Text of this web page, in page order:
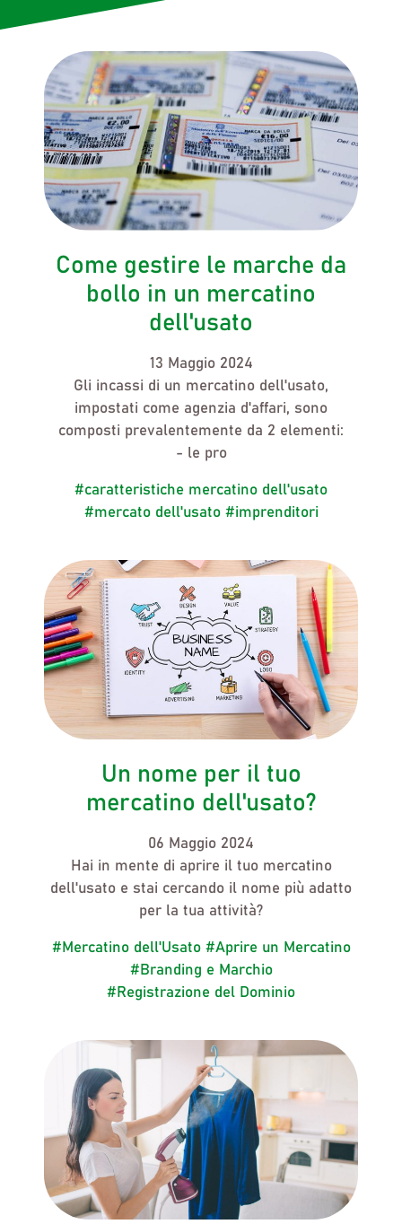
Come gestire le marche da
bollo in un mercatino
dell'usato
13 Maggio 2024
Gli incassi di un mercatino dell'usato,
impostati come agenzia d'affari, sono
composti prevalentemente da 2 elementi:
- le pro
#caratteristiche mercatino dell'usato
#mercato dell'usato #imprenditori
Un nome per il tuo
mercatino dell'usato?
06 Maggio 2024
Hai in mente di aprire il tuo mercatino
dell'usato e stai cercando il nome più adatto
per la tua attività?
#Mercatino dell'Usato #Aprire un Mercatino
#Branding e Marchio
#Registrazione del Dominio